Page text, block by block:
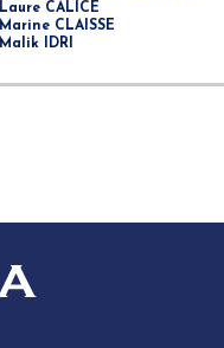
Laure CALICE
Marine CLAISSE
Malik IDRI